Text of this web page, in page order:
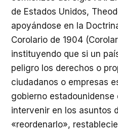
de Estados Unidos,
apoyándose en la
Corolario de 1904
instituyendo que si un
peligro los derechos o
ciudadanos o empresas
gobierno estadounidense
intervenir en los asuntos
«reordenarlo»,